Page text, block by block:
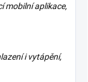
mobilní aplikace,
i vytápění,